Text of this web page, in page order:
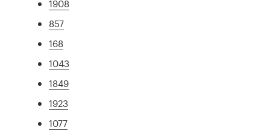
1908
857
168
1043
1849
1923
1077